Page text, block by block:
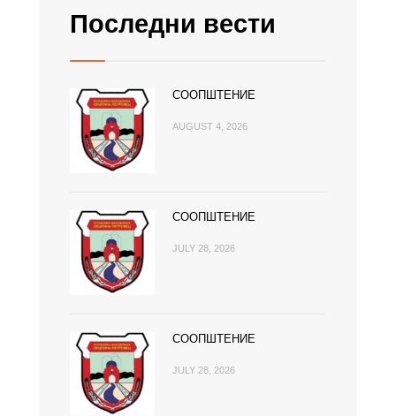
Последни вести
СООПШТЕНИЕ
AUGUST 4, 2026
СООПШТЕНИЕ
JULY 28, 2026
СООПШТЕНИЕ
JULY 28, 2026